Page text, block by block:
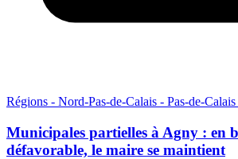
Régions - Nord-Pas-de-Calais - Pas-de-
Municipales partielles à Agny : en
défavorable, le maire se maintient